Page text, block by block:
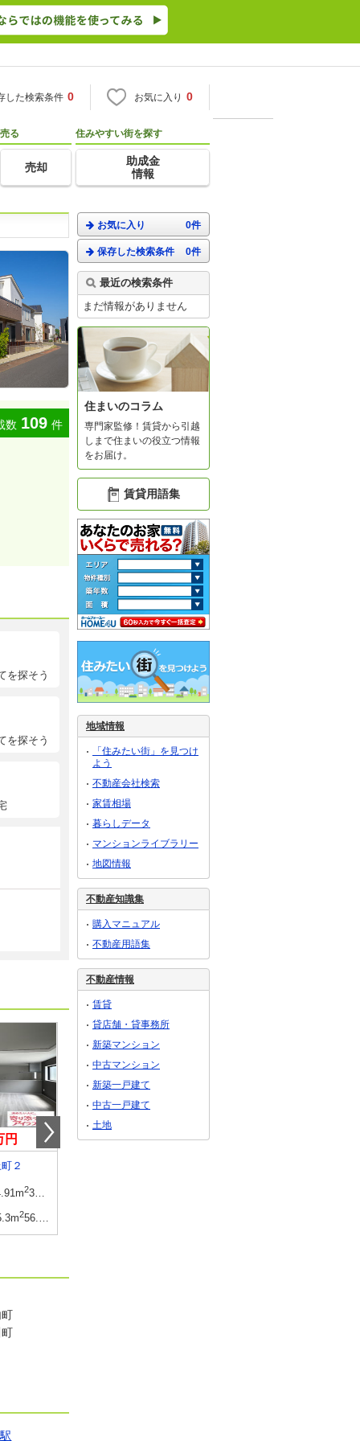
した検索条件 0 お気に入り 0
売る
売却
住みやすい街を探す
助成金
情報
数 109 件
を探そう
を探そう
円
２
234.76坪
256.05坪
2,550万円
お気に入り 0件
保存した検索条件 0件
最近の検索条件
まだ情報がありません
住まいのコラム
専門家監修！賃貸から引越
しまで住まいの役立つ情報
をお届け。
賃貸用語集
地域情報
「住みたい街」を見つけ
よう
不動産会社検索
家賃相場
暮らしデータ
マンションライブラリー
地図情報
不動産知識集
購入マニュアル
不動産用語集
不動産情報
賃貸
貸店舗・貸事務所
新築マンション
中古マンション
新築一戸建て
中古一戸建て
土地